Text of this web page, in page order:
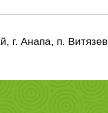
г. Анапа, п.